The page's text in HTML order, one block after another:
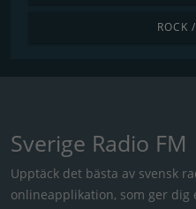
ROCK
Sverige Radio FM
Upptäck det bästa av svensk
onlineapplikation, som ger dig